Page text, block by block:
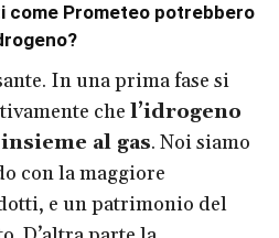
come Prometeo potrebbero
In una prima fase si
che l’idrogeno
al gas. Noi siamo
con la maggiore
e un patrimonio del